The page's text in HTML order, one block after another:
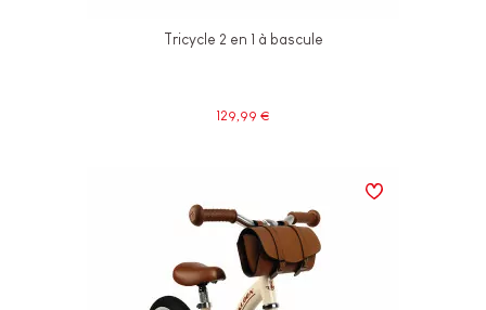
Tricycle 2 en 1 à bascule
129,99 €